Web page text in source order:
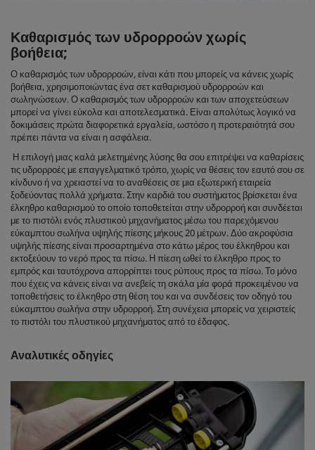
Καθαρισμός των υδρορροών χωρίς
βοήθεια;
Ο καθαρισμός των υδρορροών, είναι κάτι που μπορείς να κάνεις χωρίς
βοήθεια, χρησιμοποιώντας ένα σετ καθαρισμού υδρορροών και
σωληνώσεων. Ο καθαρισμός των υδρορροών και των αποχετεύσεων
μπορεί να γίνει εύκολα και αποτελεσματικά. Είναι απολύτως λογικό να
δοκιμάσεις πρώτα διαφορετικά εργαλεία, ωστόσο η προτεραιότητά σου
πρέπει πάντα να είναι η ασφάλεια.
Η επιλογή μιας καλά μελετημένης λύσης θα σου επιτρέψει να καθαρίσεις
τις υδρορροές με επαγγελματικό τρόπο, χωρίς να θέσεις τον εαυτό σου σε
κίνδυνο ή να χρειαστεί να το αναθέσεις σε μια εξωτερική εταιρεία
ξοδεύοντας πολλά χρήματα. Στην καρδιά του συστήματος βρίσκεται ένα
έλκηθρο καθαρισμού το οποίο τοποθετείται στην υδρορροή και συνδέεται
με το πιστόλι ενός πλυστικού μηχανήματος μέσω του παρεχόμενου
εύκαμπτου σωλήνα υψηλής πίεσης μήκους 20 μέτρων. Δύο ακροφύσια
υψηλής πίεσης είναι προσαρτημένα στο κάτω μέρος του έλκηθρου και
εκτοξεύουν το νερό προς τα πίσω. Η πίεση ωθεί το έλκηθρο προς το
εμπρός και ταυτόχρονα απορρίπτει τους ρύπους προς τα πίσω. Το μόνο
που έχεις να κάνεις είναι να ανεβείς τη σκάλα μία φορά προκειμένου να
τοποθετήσεις το έλκηθρο στη θέση του και να συνδέσεις τον οδηγό του
εύκαμπτου σωλήνα στην υδρορροή. Στη συνέχεια μπορείς να χειριστείς
το πιστόλι του πλυστικού μηχανήματος από το έδαφος.
Αναλυτικές οδηγίες